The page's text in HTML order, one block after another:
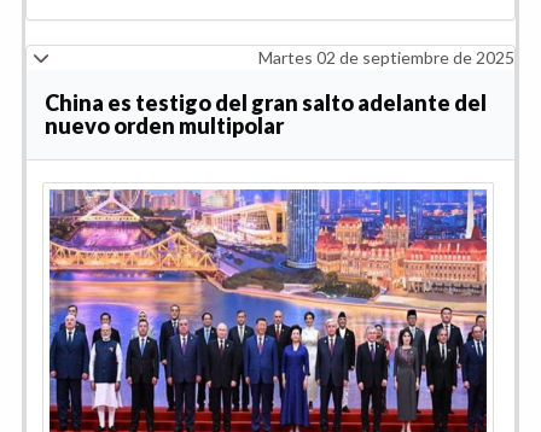
Martes 02 de septiembre de 2025
China es testigo del gran salto adelante del
nuevo orden multipolar